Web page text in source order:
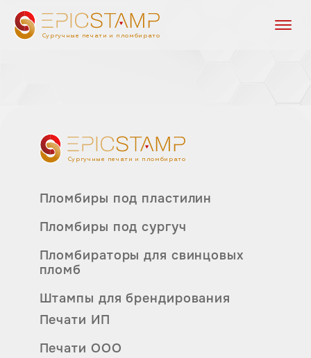
Сургучные печати и пломбираторы
Сургучные печати и пломбираторы
Печати ИП
Печати ООО
Пломбираторы для свинцовых
пломб
Пломбиры под пластилин
Пломбиры под сургуч
Штампы для брендирования